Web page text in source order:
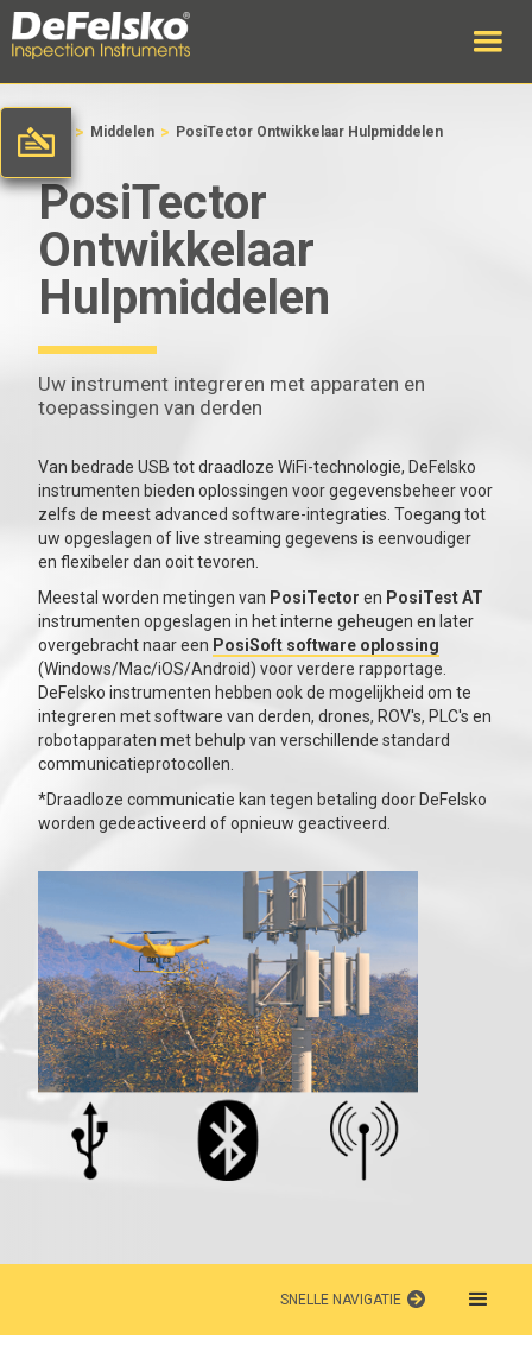
Home > Middelen > PosiTector Ontwikkelaar Hulpmiddelen
PosiTector
Ontwikkelaar
Hulpmiddelen
Uw instrument integreren met apparaten en
toepassingen van derden
Van bedrade USB tot draadloze WiFi-technologie, DeFelsko
instrumenten bieden oplossingen voor gegevensbeheer voor
zelfs de meest advanced software-integraties. Toegang tot
uw opgeslagen of live streaming gegevens is eenvoudiger
en flexibeler dan ooit tevoren.
Meestal worden metingen van PosiTector en PosiTest AT
instrumenten opgeslagen in het interne geheugen en later
overgebracht naar een PosiSoft software oplossing
(Windows/Mac/iOS/Android) voor verdere rapportage.
DeFelsko instrumenten hebben ook de mogelijkheid om te
integreren met software van derden, drones, ROV's, PLC's en
robotapparaten met behulp van verschillende standard
communicatieprotocollen.
*Draadloze communicatie kan tegen betaling door DeFelsko
worden gedeactiveerd of opnieuw geactiveerd.
SNELLE NAVIGATIE